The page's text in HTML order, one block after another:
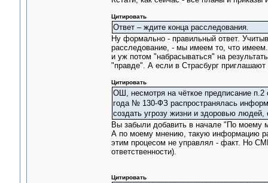
Цитировать
Ответ – ждите конца расследования.
Ну формально - правильный ответ.
расследование, - мы имеем то, что
и уж потом "набрасываться" на
"правде". А если в Страсбург
Цитировать
ОШ, несмотря на чёткое предписание
года № 130-ФЗ распространялась
создать угрозу жизни и здоровью людей,
Вы забыли добавить в начале "По моему
А по моему мнению, такую информацию
этим процесом не управлял - факт. Но
ответственности).
Цитировать